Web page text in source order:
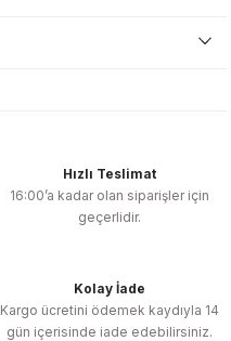
Hızlı Teslimat
16:00’a kadar olan siparişler için
geçerlidir.
Kolay İade
Kargo ücretini ödemek kaydıyla 14
gün içerisinde iade edebilirsiniz.